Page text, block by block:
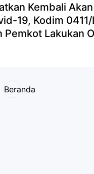
Kembali
19, Kodim
Pemkot Lakukan
Beranda